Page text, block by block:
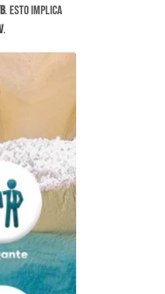
. Esto implica
.